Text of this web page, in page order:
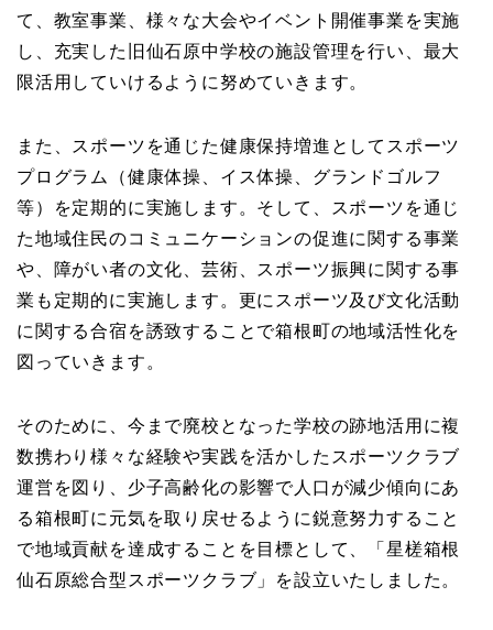
て、教室事業、様々な大会やイベント開催事業を実施
し、充実した旧仙石原中学校の施設管理を行い、最大
限活用していけるように努めていきます。
また、スポーツを通じた健康保持増進としてスポーツ
プログラム（健康体操、イス体操、グランドゴルフ
等）を定期的に実施します。そして、スポーツを通じ
た地域住民のコミュニケーションの促進に関する事業
や、障がい者の文化、芸術、スポーツ振興に関する事
業も定期的に実施します。更にスポーツ及び文化活動
に関する合宿を誘致することで箱根町の地域活性化を
図っていきます。
そのために、今まで廃校となった学校の跡地活用に複
数携わり様々な経験や実践を活かしたスポーツクラブ
運営を図り、少子高齢化の影響で人口が減少傾向にあ
る箱根町に元気を取り戻せるように鋭意努力すること
で地域貢献を達成することを目標として、「星槎箱根
仙石原総合型スポーツクラブ」を設立いたしました。